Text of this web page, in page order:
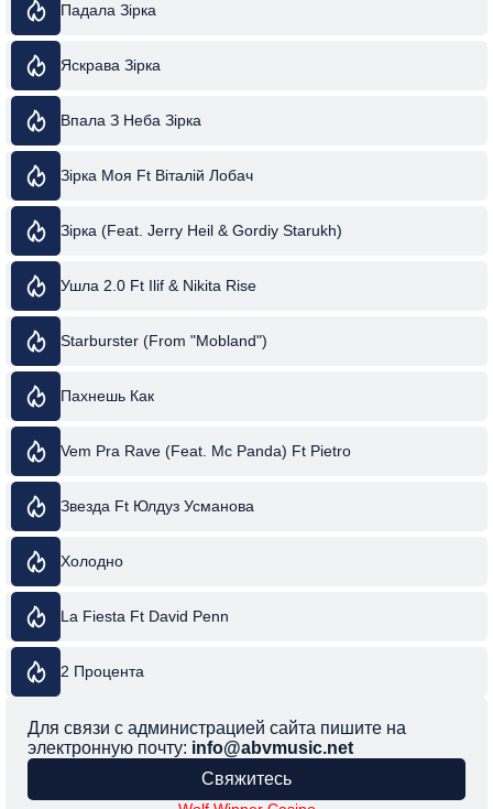
Падала Зірка
Яскрава Зірка
Впала З Неба Зірка
Зірка Моя Ft Віталій Лобач
Зірка (Feat. Jerry Heil & Gordiy Starukh)
Ушла 2.0 Ft Ilif & Nikita Rise
Starburster (From "Mobland")
Пахнешь Как
Vem Pra Rave (Feat. Mc Panda) Ft Pietro
Звезда Ft Юлдуз Усманова
Холодно
La Fiesta Ft David Penn
2 Процента
Для связи с администрацией сайта пишите на
электронную почту: info@abvmusic.net
Свяжитесь